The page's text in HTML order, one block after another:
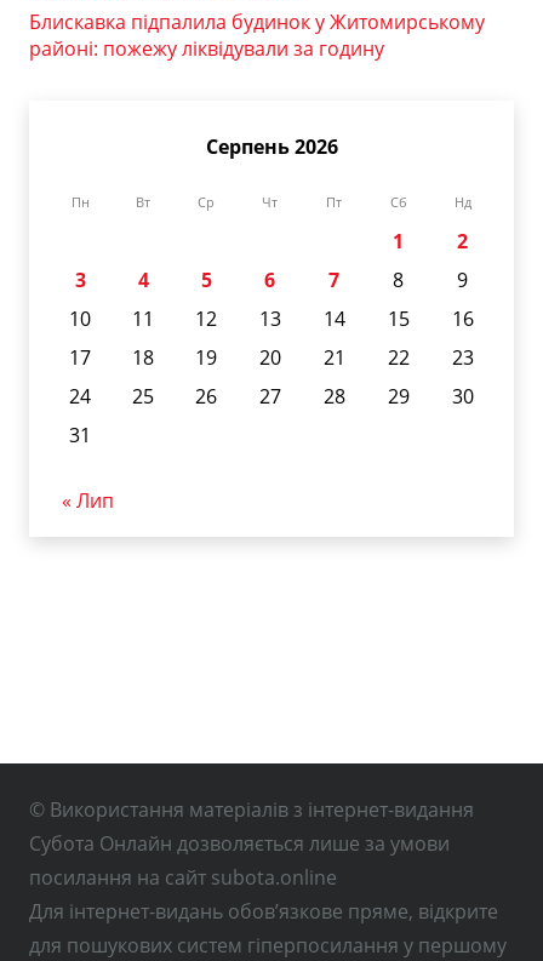
Блискавка підпалила будинок у Житомирському
районі: пожежу ліквідували за годину
Серпень 2026
Пн Вт Ср Чт Пт Сб Нд
1
2
3
4 5 6 7 8
9
10
11 12 13 14 15
16
17
18 19 20 21 22
23
24
25 26 27 28 29
30
31
« Лип
© Використання матеріалів з інтернет-видання
Субота Онлайн дозволяється лише за умови
посилання на сайт subota.online
Для інтернет-видань обов’язкове пряме, відкрите
для пошукових систем гіперпосилання у першому